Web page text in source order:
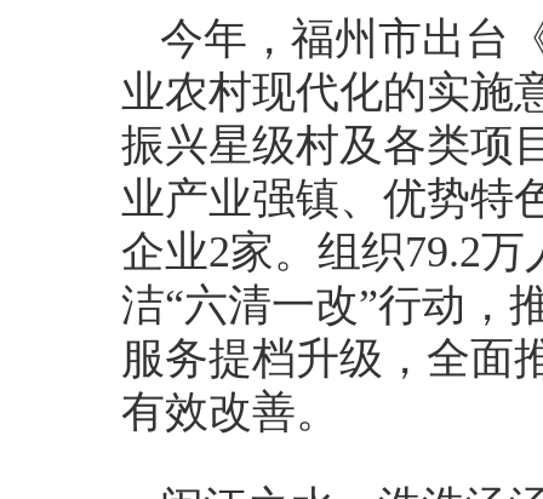
今年，福州市出台
业农村现代化的实施
振兴星级村及各类项
业产业强镇、优势特
企业2家。组织79.2
洁“六清一改”行动，
服务提档升级，全面
有效改善。